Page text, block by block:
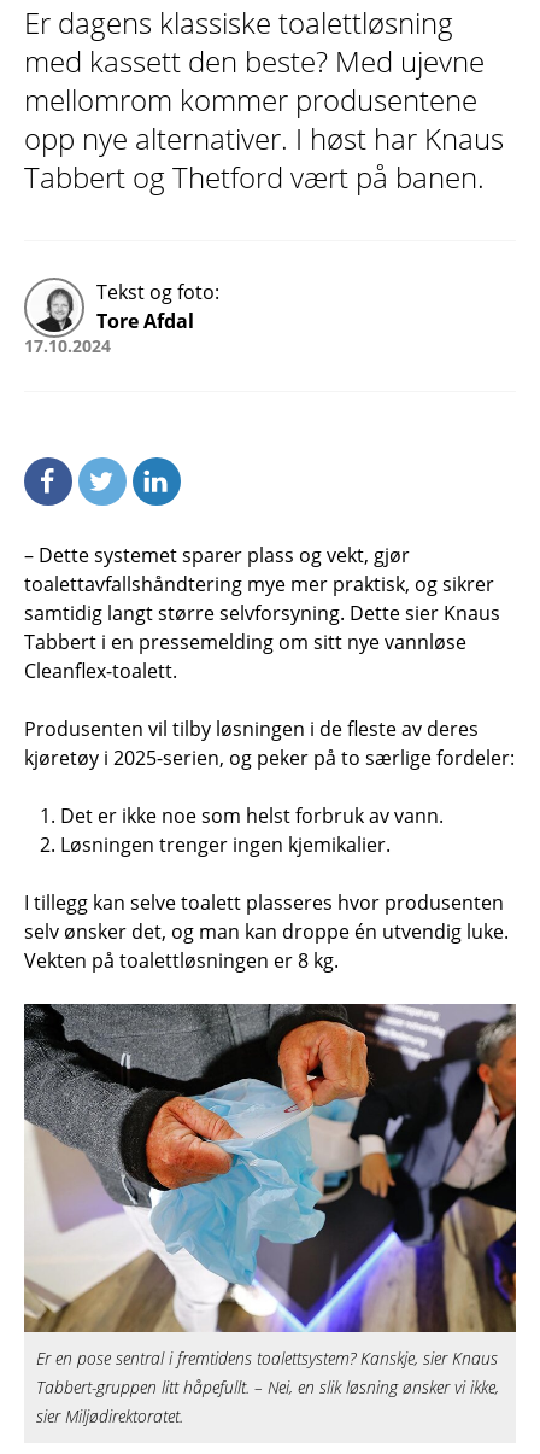
Er dagens klassiske toalettløsning
med kassett den beste? Med ujevne
mellomrom kommer produsentene
opp nye alternativer. I høst har Knaus
Tabbert og Thetford vært på banen.
Tekst og foto:
Tore Afdal
17.10.2024
– Dette systemet sparer plass og vekt, gjør
toalettavfallshåndtering mye mer praktisk, og sikrer
samtidig langt større selvforsyning. Dette sier Knaus
Tabbert i en pressemelding om sitt nye vannløse
Cleanflex-toalett.
Produsenten vil tilby løsningen i de fleste av deres
kjøretøy i 2025-serien, og peker på to særlige fordeler:
Det er ikke noe som helst forbruk av vann.
Løsningen trenger ingen kjemikalier.
I tillegg kan selve toalett plasseres hvor produsenten
selv ønsker det, og man kan droppe én utvendig luke.
Vekten på toalettløsningen er 8 kg.
Er en pose sentral i fremtidens toalettsystem? Kanskje, sier Knaus
Tabbert-gruppen litt håpefullt. – Nei, en slik løsning ønsker vi ikke,
sier Miljødirektoratet.